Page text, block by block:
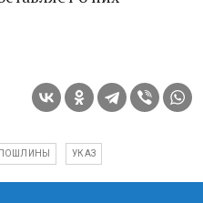
ПОШЛИНЫ УКАЗ